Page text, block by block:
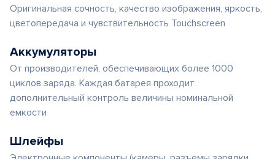
Оригинальная сочность, качество изображения, яркость,
цветопередача и чувствительность Touchscreen
Аккумуляторы
От производителей, обеспечивающих более 1000
циклов заряда. Каждая батарея проходит
дополнительный контроль величины номинальной
емкости
Шлейфы